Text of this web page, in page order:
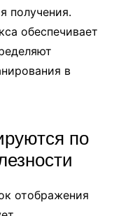
получения.
обеспечивает
в
по
отображения